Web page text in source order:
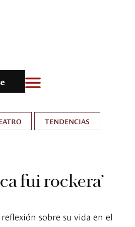
TENDENCIAS
fui rockera’
sobre su vida en el